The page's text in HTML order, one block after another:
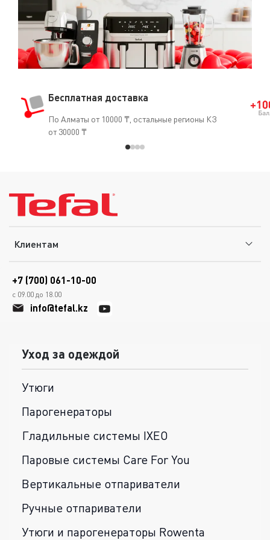
Во время приготовления пищи не оставляйте
сковороду без присмотра. Перед мытьем дождитесь
полного остывания сковороды. Перед первым
использованием помойте сковороду теплой водой с
количеством масла. Удалите излишки масла. После
каждого использования кухонную посуду следует мыть
и протирать насухо.
Бесплатная доставка
По Алматы от 10000 ₸, остальные регионы КЗ
от 30000 ₸
Клиентам
+7 (700) 061-10-00
с 09.00 до 18.00
info@tefal.kz
Уход за одеждой
Утюги
Парогенераторы
Гладильные системы IXEO
Паровые системы Care For You
Вертикальные отпариватели
Ручные отпариватели
Утюги и парогенераторы Rowenta